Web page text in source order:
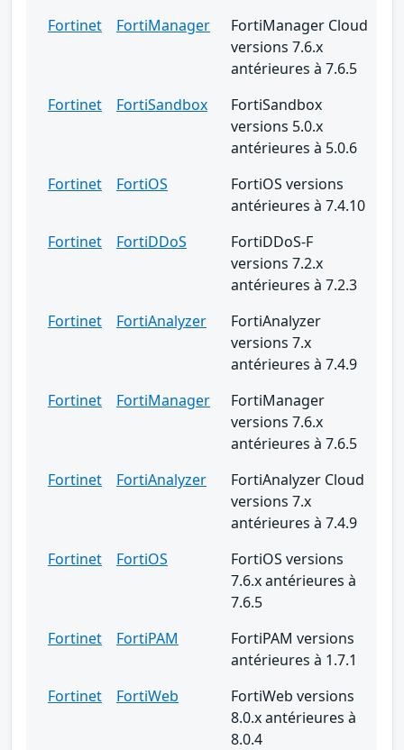
Fortinet
FortiManager
FortiManager Cloud
versions 7.6.x
antérieures à 7.6.5
Fortinet
FortiSandbox
FortiSandbox
versions 5.0.x
antérieures à 5.0.6
Fortinet
FortiOS
FortiOS versions
antérieures à 7.4.10
Fortinet
FortiDDoS
FortiDDoS-F
versions 7.2.x
antérieures à 7.2.3
Fortinet
FortiAnalyzer
FortiAnalyzer
versions 7.x
antérieures à 7.4.9
Fortinet
FortiManager
FortiManager
versions 7.6.x
antérieures à 7.6.5
Fortinet
FortiAnalyzer
FortiAnalyzer Cloud
versions 7.x
antérieures à 7.4.9
Fortinet
FortiOS
FortiOS versions
7.6.x antérieures à
7.6.5
Fortinet
FortiPAM
FortiPAM versions
antérieures à 1.7.1
Fortinet
FortiWeb
FortiWeb versions
8.0.x antérieures à
8.0.4